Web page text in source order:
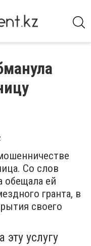
Со слов
обещала ей
гранта, в
своего
услугу